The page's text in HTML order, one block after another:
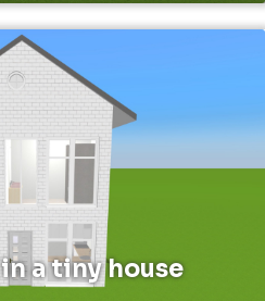
a tiny house